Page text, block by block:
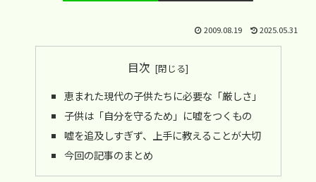
2009.08.19 2025.05.31
目次
恵まれた現代の子供たちに必要な「厳しさ」
子供は「自分を守るため」に嘘をつくもの
嘘を追及しすぎず、上手に教えることが大切
今回の記事のまとめ